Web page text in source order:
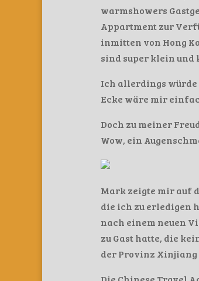
warmshowers
Appartment zur
inmitten von Hong
sind super klein und
Ich allerdings würde
Ecke wäre mir
Doch zu meiner
Wow, ein
Mark zeigte mir auf
die ich zu erledigen
nach einem neuen
zu Gast hatte, die
der Provinz